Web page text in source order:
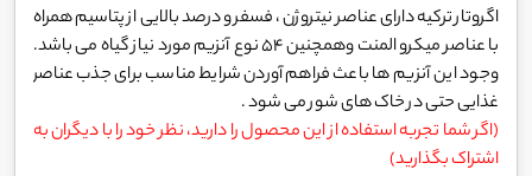
اگروتار ترکیه دارای عناصر نیتروژن ، فسفر و درصد بالایی از پتاسیم همراه
با عناصر میکرو المنت وهمچنین 54 نوع آنزیم مورد نیاز گیاه می باشد.
وجود این آنزیم ها باعث فراهم آوردن شرایط مناسب برای جذب عناصر
غذایی حتی در خاک های شور می شود .
(اگر شما تجربه استفاده از این محصول را دارید، نظر خود را با دیگران به
اشتراک بگذارید)